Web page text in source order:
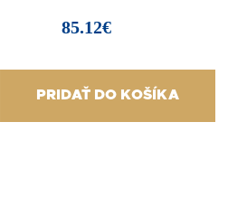
85.12€
PRIDAŤ DO KOŠÍKA